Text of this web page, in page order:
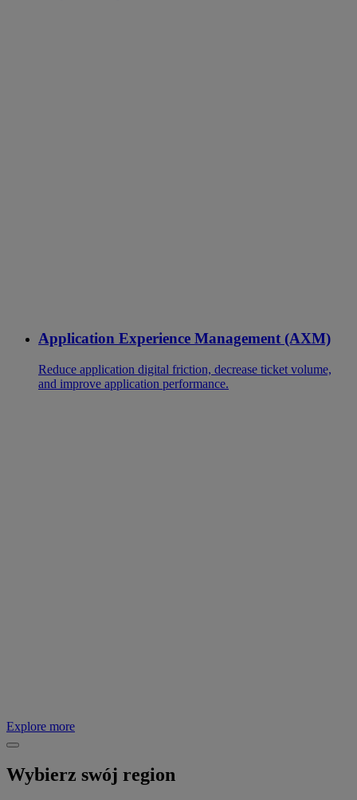
Application Experience Management (AXM)
Reduce application digital friction, decrease ticket volume,
and improve application performance.
Explore more
Wybierz swój region